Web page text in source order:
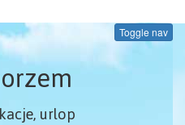
Toggle nav
urlop